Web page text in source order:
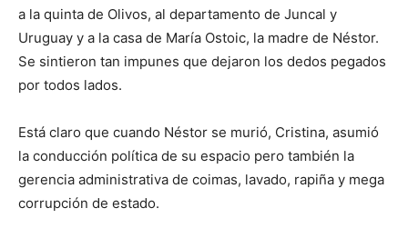
a la quinta de Olivos, al departamento de Juncal y
Uruguay y a la casa de María Ostoic, la madre de Néstor.
Se sintieron tan impunes que dejaron los dedos pegados
por todos lados.
Está claro que cuando Néstor se murió, Cristina, asumió
la conducción política de su espacio pero también la
gerencia administrativa de coimas, lavado, rapiña y mega
corrupción de estado.